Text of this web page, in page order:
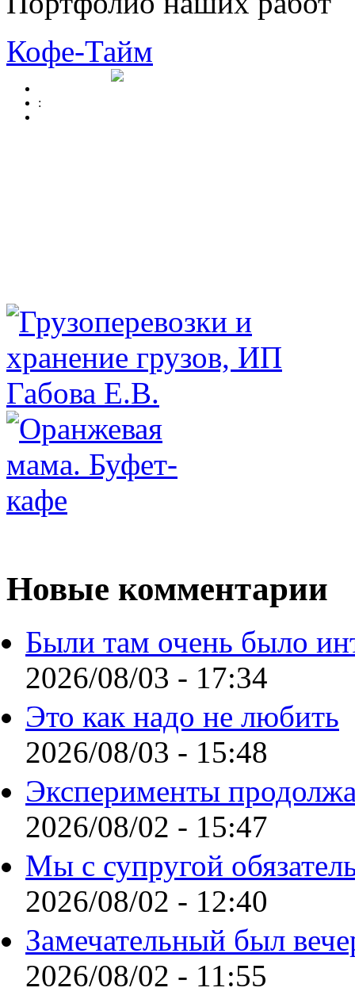
Кофе-Тайм
:
Новые комментарии
Были там очень было
2026/08/03 - 17:34
Это как надо не любить
2026/08/03 - 15:48
Эксперименты
2026/08/02 - 15:47
Мы с супругой
2026/08/02 - 12:40
Замечательный был
2026/08/02 - 11:55